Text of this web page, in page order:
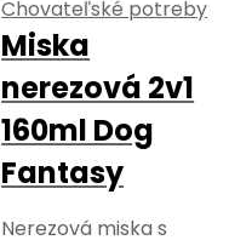
Chovateľské potreby
Miska
nerezová 2v1
160ml Dog
Fantasy
Nerezová miska s